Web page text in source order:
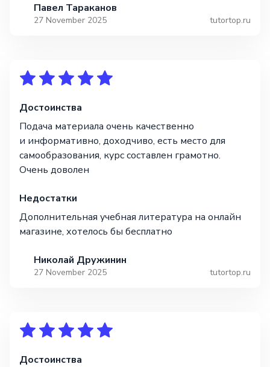
Павел Тараканов
27 November 2025 tutortop.ru
Достоинства
Подача материала очень качественно
и информативно, доходчиво, есть место для
самообразования, курс составлен грамотно.
Очень доволен
Недостатки
Дополнительная учебная литература на онлайн
магазине, хотелось бы бесплатно
Николай Дружинин
27 November 2025 tutortop.ru
Достоинства